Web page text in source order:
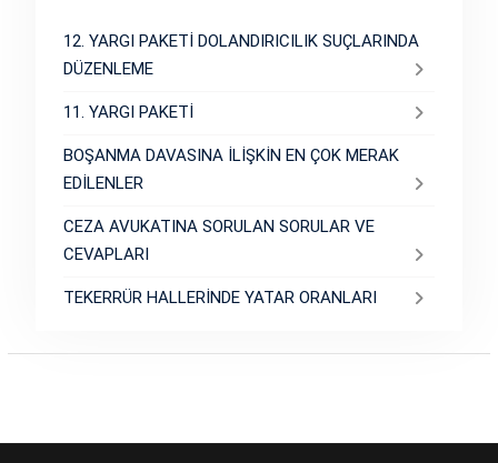
12. YARGI PAKETİ DOLANDIRICILIK SUÇLARINDA
DÜZENLEME
11. YARGI PAKETİ
BOŞANMA DAVASINA İLİŞKİN EN ÇOK MERAK
EDİLENLER
CEZA AVUKATINA SORULAN SORULAR VE
CEVAPLARI
TEKERRÜR HALLERİNDE YATAR ORANLARI